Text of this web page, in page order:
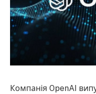
Компанія OpenAI